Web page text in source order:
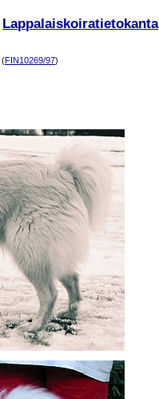
Lappalaiskoiratietokanta
(FIN10269/97)